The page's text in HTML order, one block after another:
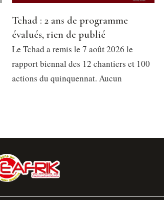
Tchad : 2 ans de programme
évalués, rien de publié
Le Tchad a remis le 7 août 2026 le
rapport biennal des 12 chantiers et 100
actions du quinquennat. Aucun